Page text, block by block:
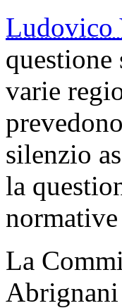
Ludovico
varie
silenzio
la
La